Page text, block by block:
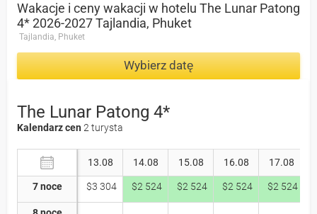
Wakacje i ceny wakacji w hotelu The Lunar Patong
4* 2026-2027 Tajlandia, Phuket
Tajlandia, Phuket
Wybierz datę
The Lunar Patong 4*
Kalendarz cen 2 turysta
7 noce
13.08 14.08 15.08 16.08 17.08
$3 304 $2 524 $2 524 $2 524 $2 524